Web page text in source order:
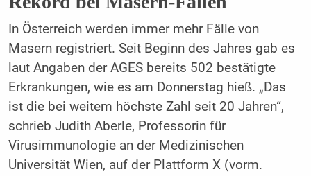
In Österreich werden immer mehr Fälle von
Masern registriert. Seit Beginn des Jahres gab es
laut Angaben der AGES bereits 502 bestätigte
Erkrankungen, wie es am Donnerstag hieß. „Das
ist die bei weitem höchste Zahl seit 20 Jahren“,
schrieb Judith Aberle, Professorin für
Virusimmunologie an der Medizinischen
Universität Wien, auf der Plattform X (vorm.